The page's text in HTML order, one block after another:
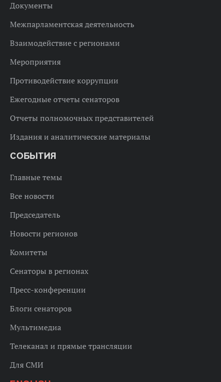
Документы
Межпарламентская деятельность
Взаимодействие с регионами
Мероприятия
Противодействие коррупции
Ежегодные отчеты сенаторов
Отчеты полномочных представителей
Издания и аналитические материалы
СОБЫТИЯ
Главные темы
Все новости
Председатель
Новости регионов
Комитеты
Сенаторы в регионах
Пресс-конференции
Блоги сенаторов
Мультимедиа
Телеканал и прямые трансляции
Для СМИ